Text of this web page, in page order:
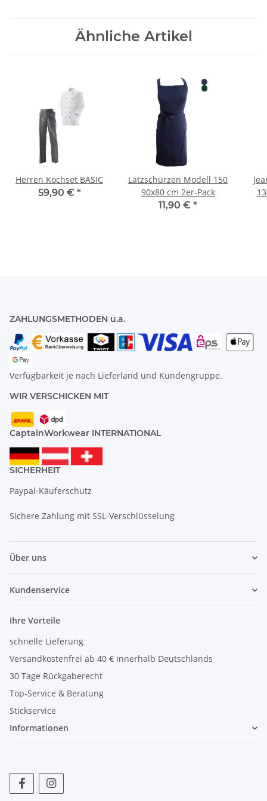
Ähnliche Artikel
Herren Kochset BASIC
59,90 € *
Latzschürzen Modell 150
90x80 cm 2er-Pack
11,90 € *
ZAHLUNGSMETHODEN u.a.
Verfügbarkeit je nach Lieferland und Kundengruppe.
WIR VERSCHICKEN MIT
CaptainWorkwear INTERNATIONAL
SICHERHEIT
Paypal-Käuferschutz
Sichere Zahlung mit SSL-Verschlüsselung
Über uns
Kundenservice
Ihre Vorteile
schnelle Lieferung
Versandkostenfrei ab 40 € innerhalb Deutschlands
30 Tage Rückgaberecht
Top-Service & Beratung
Stickservice
Informationen